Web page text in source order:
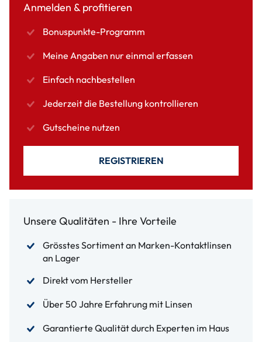
Anmelden & profitieren
Bonuspunkte-Programm
Meine Angaben nur einmal erfassen
Einfach nachbestellen
Jederzeit die Bestellung kontrollieren
Gutscheine nutzen
REGISTRIEREN
Unsere Qualitäten - Ihre Vorteile
Grösstes Sortiment an Marken-Kontaktlinsen
an Lager
Direkt vom Hersteller
Über 50 Jahre Erfahrung mit Linsen
Garantierte Qualität durch Experten im Haus